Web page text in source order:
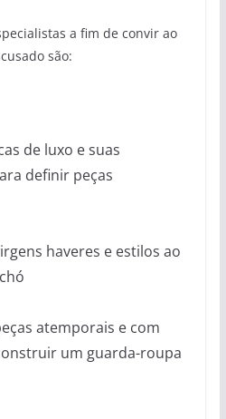
a fim de convir ao
são:
de luxo e suas
definir peças
haveres e estilos ao
atemporais e com
um guarda-roupa